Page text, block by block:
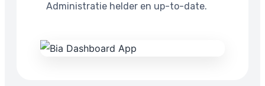
Administratie helder en up-to-date.